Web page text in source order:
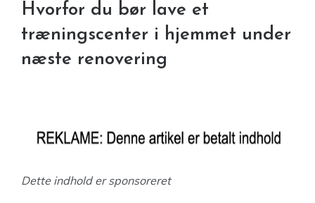
Hvorfor du bør lave et
træningscenter i hjemmet under
næste renovering
Dette indhold er sponsoreret